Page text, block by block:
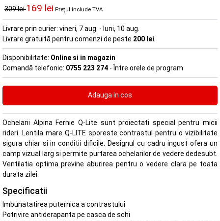
309 lei169 lei Prețul include TVA
Livrare prin curier: vineri, 7 aug. - luni, 10 aug.
Livrare gratuită pentru comenzi de peste 200 lei
Disponibilitate: Online si in magazin
Comandă telefonic: 0755 223 274 - Între orele de program
Ochelarii Alpina Fernie Q-Lite sunt proiectati special pentru micii
rideri. Lentila mare Q-LITE sporeste contrastul pentru o vizibilitate
sigura chiar si in conditii dificile. Designul cu cadru ingust ofera un
camp vizual larg si permite purtarea ochelarilor de vedere dedesubt.
Ventilatia optima previne aburirea pentru o vedere clara pe toata
durata zilei.
Specificatii
Imbunatatirea puternica a contrastului
Potrivire antiderapanta pe casca de schi